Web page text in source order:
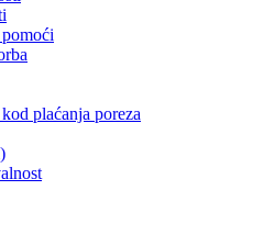
plaćanja poreza